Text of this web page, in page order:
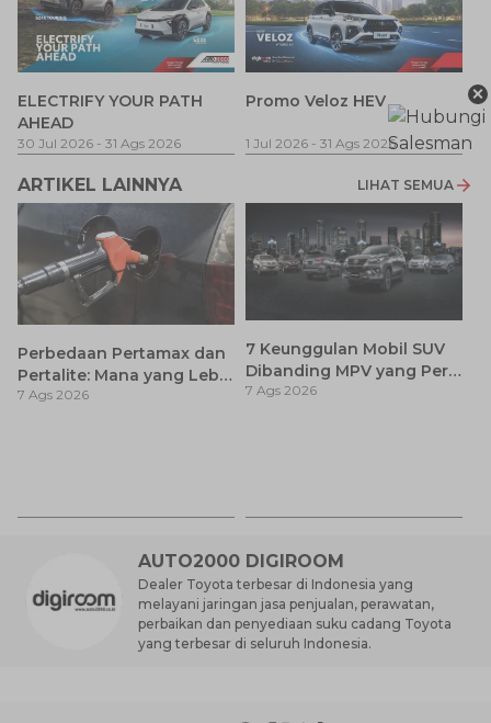
ELECTRIFY YOUR PATH
AHEAD
30 Jul 2026 - 31 Ags 2026
Promo Veloz HEV
1 Jul 2026 - 31 Ags 2026
1
ARTIKEL LAINNYA LIHAT SEMUA
Perbedaan Pertamax dan
Pertalite: Mana yang Lebih
Baik untuk Mobil Toyota
7 Ags 2026
7 Keunggulan Mobil SUV
Dibanding MPV yang Perlu
Anda Ketahui
7 Ags 2026
AUTO2000 DIGIROOM
Dealer Toyota terbesar di Indonesia yang
melayani jaringan jasa penjualan, perawatan,
perbaikan dan penyediaan suku cadang Toyota
yang terbesar di seluruh Indonesia.
×